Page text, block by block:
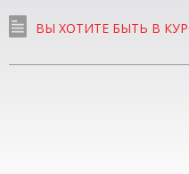
ВЫ ХОТИТЕ БЫТЬ В